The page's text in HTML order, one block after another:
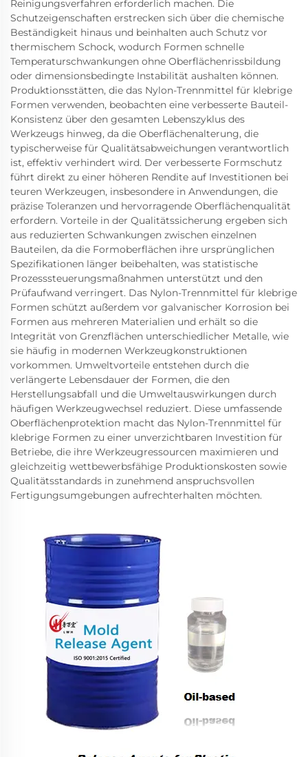
Reinigungsverfahren erforderlich machen. Die
Schutzeigenschaften erstrecken sich über die chemische
Beständigkeit hinaus und beinhalten auch Schutz vor
thermischem Schock, wodurch Formen schnelle
Temperaturschwankungen ohne Oberflächenrissbildung
oder dimensionsbedingte Instabilität aushalten können.
Produktionsstätten, die das Nylon-Trennmittel für klebrige
Formen verwenden, beobachten eine verbesserte Bauteil-
Konsistenz über den gesamten Lebenszyklus des
Werkzeugs hinweg, da die Oberflächenalterung, die
typischerweise für Qualitätsabweichungen verantwortlich
ist, effektiv verhindert wird. Der verbesserte Formschutz
führt direkt zu einer höheren Rendite auf Investitionen bei
teuren Werkzeugen, insbesondere in Anwendungen, die
präzise Toleranzen und hervorragende Oberflächenqualität
erfordern. Vorteile in der Qualitätssicherung ergeben sich
aus reduzierten Schwankungen zwischen einzelnen
Bauteilen, da die Formoberflächen ihre ursprünglichen
Spezifikationen länger beibehalten, was statistische
Prozesssteuerungsmaßnahmen unterstützt und den
Prüfaufwand verringert. Das Nylon-Trennmittel für klebrige
Formen schützt außerdem vor galvanischer Korrosion bei
Formen aus mehreren Materialien und erhält so die
Integrität von Grenzflächen unterschiedlicher Metalle, wie
sie häufig in modernen Werkzeugkonstruktionen
vorkommen. Umweltvorteile entstehen durch die
verlängerte Lebensdauer der Formen, die den
Herstellungsabfall und die Umweltauswirkungen durch
häufigen Werkzeugwechsel reduziert. Diese umfassende
Oberflächenprotektion macht das Nylon-Trennmittel für
klebrige Formen zu einer unverzichtbaren Investition für
Betriebe, die ihre Werkzeugressourcen maximieren und
gleichzeitig wettbewerbsfähige Produktionskosten sowie
Qualitätsstandards in zunehmend anspruchsvollen
Fertigungsumgebungen aufrechterhalten möchten.